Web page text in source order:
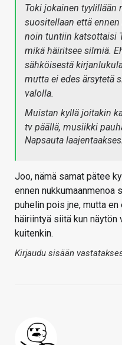
Toki jokainen tyylillään
suositellaan että
noin tuntiin katsottaisi
mikä häiritsee silmiä.
sähköisestä
mutta ei edes ärsytetä
valolla.
Muistan kyllä joitakin
tv päällä, musiikki
Napsauta
Joo, nämä samat pätee
ennen nukkumaanmenoa
puhelin pois jne, mutta
häiriintyä siitä kun
kuitenkin.
Kirjaudu sisään